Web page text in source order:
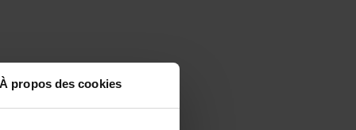
À propos des cookies